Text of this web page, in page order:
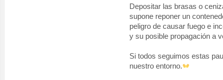
Depositar las brasas o
supone reponer un
peligro de causar fuego e
y su posible propagación a
Si todos seguimos estas
nuestro entorno.